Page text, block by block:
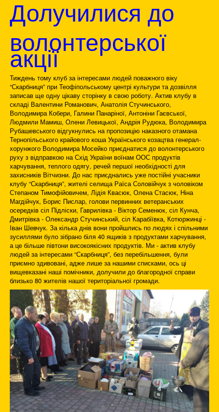
Долучилися до
волонтерської
акції
Тиждень тому клуб за інтересами людей поважного віку
“Скарбниця” при Теофіпольському центрі культури та дозвілля
записав ще одну цікаву сторінку в свою роботу. Актив клубу в
складі Валентини Романович, Анатолія Стучинського,
Володимира Кобери, Галини Панаріної, Антоніни Гаєвської,
Людмили Мамиш, Олени Левицької, Андрія Рудюка, Володимира
Рубашевського відгукнулись на пропозицію наказного отамана
Тернопільського крайового коша Українського козацтва генерал-
хорунжого Володимира Мосейко приєднатися до волонтерського
руху з відправкою на Схід України воїнам ООС продуктів
харчування, теплого одягу, речей першої необхідності для
захисників Вітчизни. До нас приєднались уже постійні учасники
клубу “Скарбниця”, жителі селища Раїса Соловійчук з чоловіком
Степаном Тимофійовичем, Лідія Квасюк, Олена Стасюк, Ніна
Магдійчук, Борис Пислар, голови первинних ветеранських
осередків сіл Підліски, Гаврилівка - Віктор Семенюк, сіл Кунча,
Дмитрівка - Олександр Стучинський, сіл Карабіївка, Котюржинці -
Іван Шевчук. За кілька днів вони пройшлись по людях і спільними
зусиллями було зібрано біля 40 ящиків з продуктами харчування,
а це більше півтони високоякісних продуктів. Ми - актив клубу
людей за інтересами “Скарбниця”, без перебільшення, були
приємно здивовані, адже лише за нашими списками, ось ці
вищевказані наші помічники, долучили до благородної справи
близько 80 жителів нашої територіальної громади.